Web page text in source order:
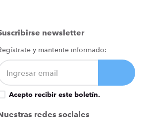
newsletter
y mantente informado:
Acepto recibir este boletín.
redes sociales